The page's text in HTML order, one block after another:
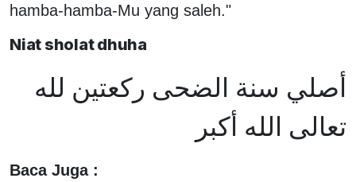
hamba-hamba-Mu yang saleh."
Niat sholat dhuha
أصلي سنة الضحى ركعتين لله
تعالى الله أكبر
Baca Juga :